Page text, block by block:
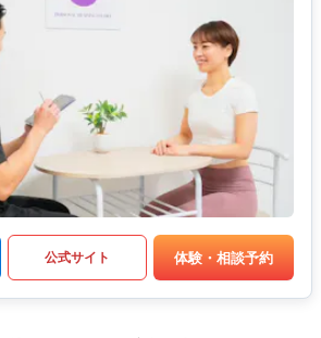
公式サイト 体験・相談予約